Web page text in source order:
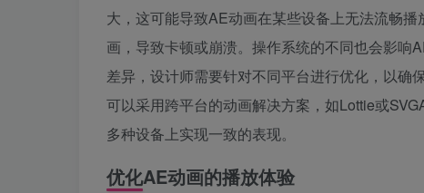
大，这可能导致AE动画在某些设备上无法流畅
画，导致卡顿或崩溃。操作系统的不同也会影响
差异，设计师需要针对不同平台进行优化，以确
可以采用跨平台的动画解决方案，如Lottie或
多种设备上实现一致的表现。
优化AE动画的播放体验